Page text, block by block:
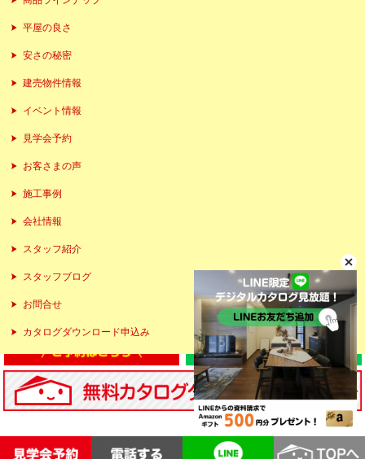
平屋の良さ
安さの秘密
建売物件情報
イベント情報
見学会予約
お客さまの声
施工事例
会社情報
スタッフ紹介
スタッフブログ
お問合せ
カタログダウンロード申込み